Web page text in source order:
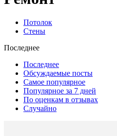
Потолок
Стены
Последнее
Последнее
Обсуждаемые посты
Самое популярное
Популярное за 7 дней
По оценкам в отзывах
Случайно